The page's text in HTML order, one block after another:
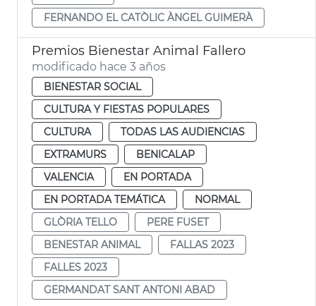
FERNANDO EL CATÒLIC ÀNGEL GUIMERÀ
Premios Bienestar Animal Fallero
modificado hace 3 años
BIENESTAR SOCIAL
CULTURA Y FIESTAS POPULARES
CULTURA
TODAS LAS AUDIENCIAS
EXTRAMURS
BENICALAP
VALENCIA
EN PORTADA
EN PORTADA TEMÁTICA
NORMAL
GLÒRIA TELLO
PERE FUSET
BENESTAR ANIMAL
FALLAS 2023
FALLES 2023
GERMANDAT SANT ANTONI ABAD